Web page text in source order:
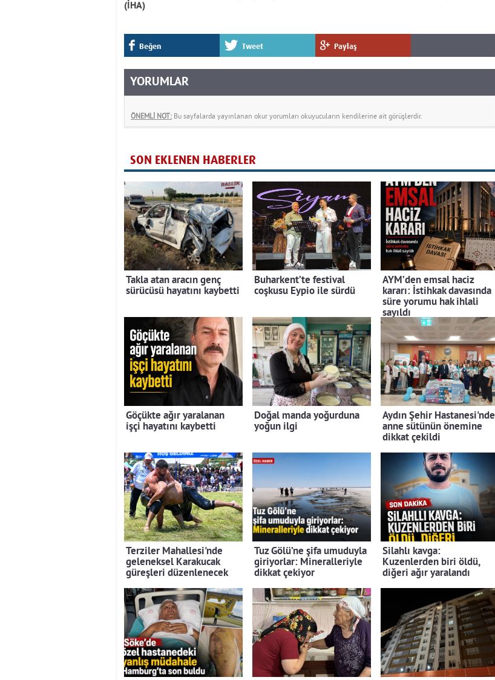
(İHA)
Beğen Tweet Paylaş
YORUMLAR
ÖNEMLİ NOT: Bu sayfalarda yayınlanan okur yorumları okuyucuların kendilerine ait görüşlerdir.
SON EKLENEN HABERLER
Takla atan aracın genç
sürücüsü hayatını kaybetti
Buharkent’te festival
coşkusu Eypio ile sürdü
AYM’den emsal haciz
kararı: İstihkak davasında
süre yorumu hak ihlali
sayıldı
Göçükte ağır yaralanan
işçi hayatını kaybetti
Doğal manda yoğurduna
yoğun ilgi
Aydın Şehir Hastanesi'nde
anne sütünün önemine
dikkat çekildi
Terziler Mahallesi'nde
geleneksel Karakucak
güreşleri düzenlenecek
Tuz Gölü’ne şifa umuduyla
giriyorlar: Mineralleriyle
dikkat çekiyor
Silahlı kavga:
Kuzenlerden biri öldü,
diğeri ağır yaralandı